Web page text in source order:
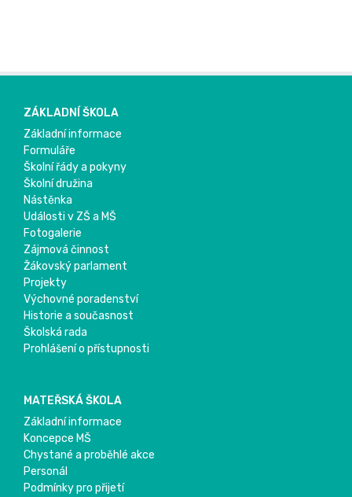
ZÁKLADNÍ ŠKOLA
Základní informace
Formuláře
Školní řády a pokyny
Školní družina
Nástěnka
Události v ZŠ a MŠ
Fotogalerie
Zájmová činnost
Žákovský parlament
Projekty
Výchovné poradenství
Historie a současnost
Školská rada
Prohlášení o přístupnosti
MATEŘSKÁ ŠKOLA
Základní informace
Koncepce MŠ
Chystané a proběhlé akce
Personál
Podmínky pro přijetí